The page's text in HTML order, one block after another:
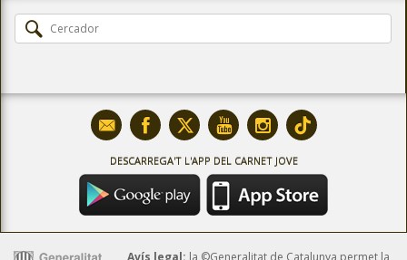
DESCARREGA'T L'APP DEL CARNET JOVE
Avís legal: la ©Generalitat de Catalunya permet la